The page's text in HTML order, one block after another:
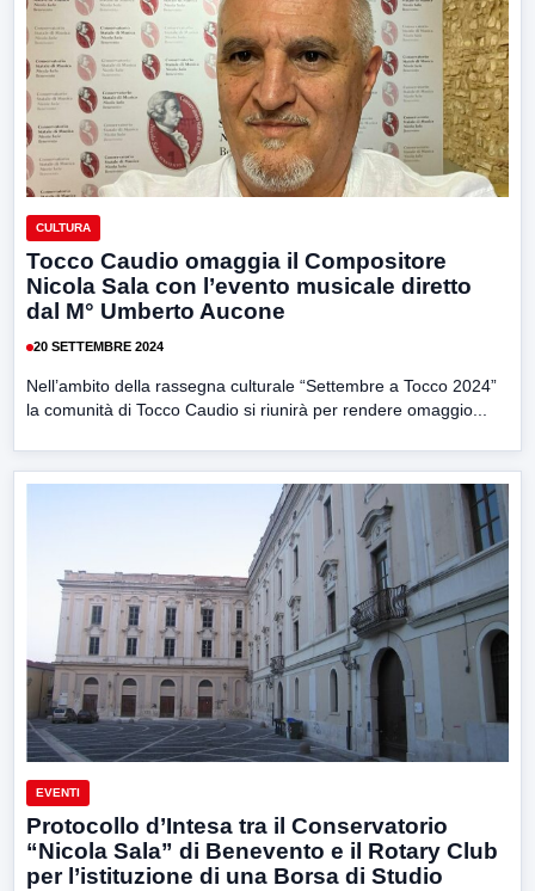
CULTURA
Tocco Caudio omaggia il Compositore
Nicola Sala con l’evento musicale diretto
dal M° Umberto Aucone
20 SETTEMBRE 2024
Nell’ambito della rassegna culturale “Settembre a Tocco 2024”
la comunità di Tocco Caudio si riunirà per rendere omaggio...
EVENTI
Protocollo d’Intesa tra il Conservatorio
“Nicola Sala” di Benevento e il Rotary Club
per l’istituzione di una Borsa di Studio